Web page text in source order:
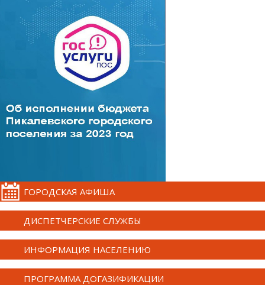
ГОРОДСКАЯ АФИША
ДИСПЕТЧЕРСКИЕ СЛУЖБЫ
ИНФОРМАЦИЯ НАСЕЛЕНИЮ
ПРОГРАММА ДОГАЗИФИКАЦИИ